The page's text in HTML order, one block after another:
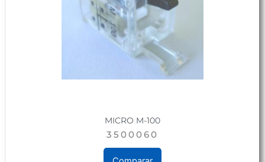
MICRO M-100
3500060